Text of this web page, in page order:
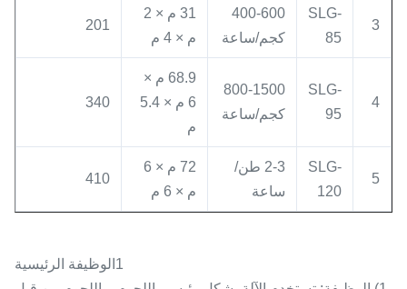
3
SLG-
85
400-600
كجم/ساعة
31 م × 2
م × 4 م
201
4
SLG-
95
800-1500
كجم/ساعة
68.9 م ×
6 م × 5.4
م
340
5
SLG-
120
2-3 طن/
ساعة
72 م × 6
م × 6 م
410
1الوظيفة الرئيسية